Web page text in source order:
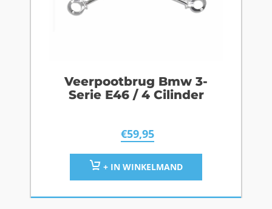
Veerpootbrug Bmw 3-
Serie E46 / 4 Cilinder
€59,95
+ IN WINKELMAND